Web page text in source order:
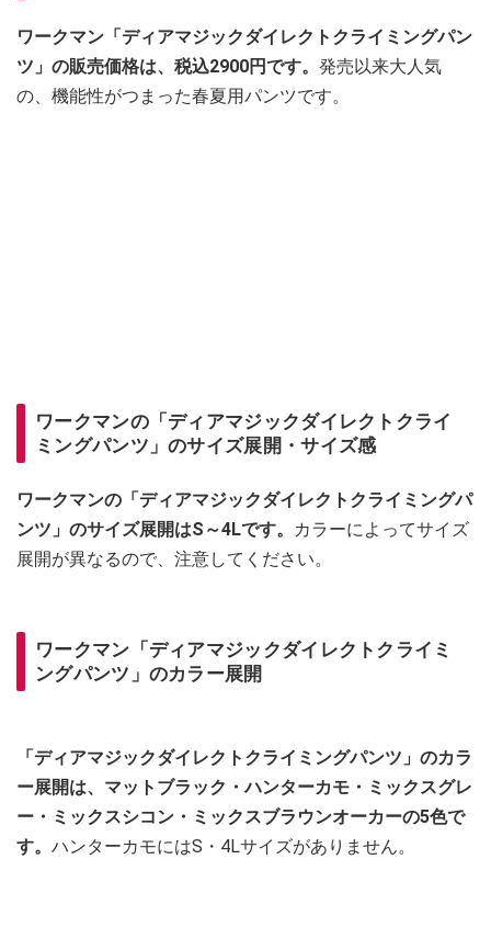
ワークマン「ディアマジックダイレクトクライミングパン
ツ」の販売価格は、税込2900円です。 発売以来大人気
の、機能性がつまった春夏用パンツです。
ワークマンの「ディアマジックダイレクトクライ
ミングパンツ」のサイズ展開・サイズ感
ワークマンの「ディアマジックダイレクトクライミングパ
ンツ」のサイズ展開はS～4Lです。
カラーによってサイズ
展開が異なるので、注意してください。
ワークマン「ディアマジックダイレクトクライミ
ングパンツ」のカラー展開
「ディアマジックダイレクトクライミングパンツ」のカラ
ー展開は、マットブラック・ハンターカモ・ミックスグレ
ー・ミックスシコン・ミックスブラウンオーカーの5色で
す。 ハンターカモにはS・4Lサイズがありません。